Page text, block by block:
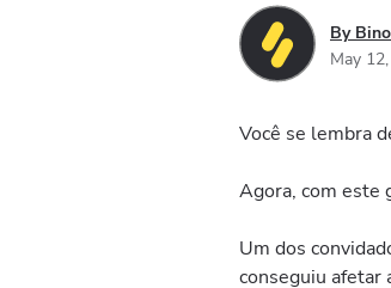
By
May
Você se lembra
Agora, com este
Um dos
conseguiu afetar